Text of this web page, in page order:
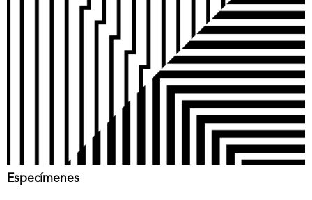
Especímenes